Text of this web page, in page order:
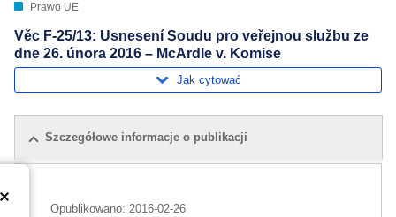
Prawo UE
Věc F-25/13: Usnesení Soudu pro veřejnou službu ze
dne 26. února 2016 – McArdle v. Komise
Jak cytować
Szczegółowe informacje o publikacji
Opublikowano: 2016-02-26